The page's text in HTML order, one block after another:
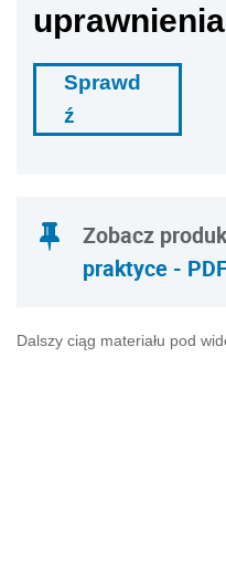
uprawnienia
Sprawd
ź
Zobacz
praktyce -
Dalszy ciąg materiału pod